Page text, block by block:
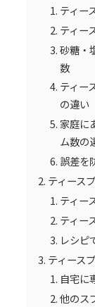
ティー
ティー
砂糖・
数
ティー
の違い
家庭に
ム数の
誤差を
ティース
ティー
ティー
レシピ
ティース
自宅に
他のス